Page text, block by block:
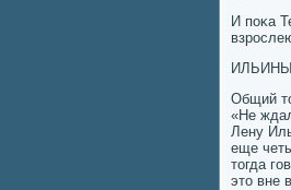
И пοκа
Общий
«Не
Лену
еще
тогда
это вне